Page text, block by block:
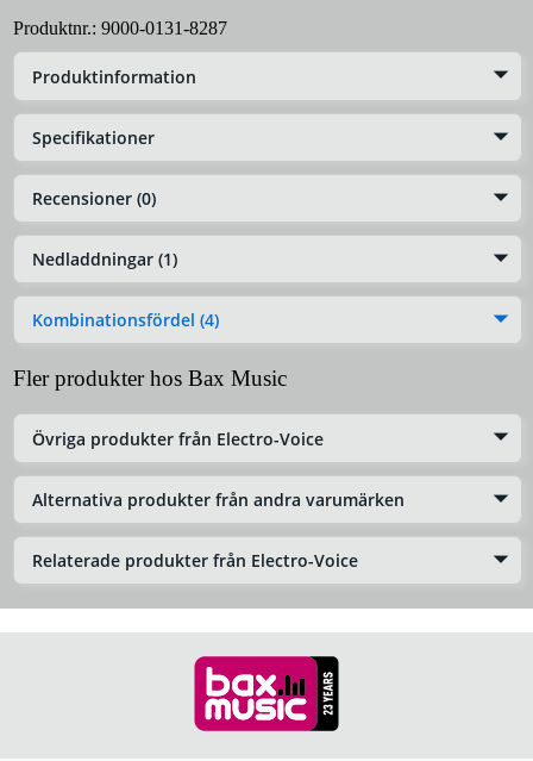
Produktnr.: 9000-0131-8287
Produktinformation
Specifikationer
Recensioner (0)
Nedladdningar (1)
Kombinationsfördel (4)
Fler produkter hos Bax Music
Övriga produkter från Electro-Voice
Alternativa produkter från andra varumärken
Relaterade produkter från Electro-Voice